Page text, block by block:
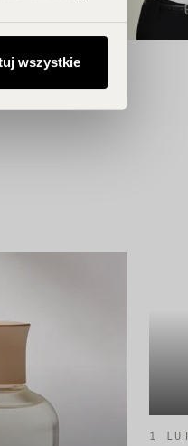
wszystkie
1